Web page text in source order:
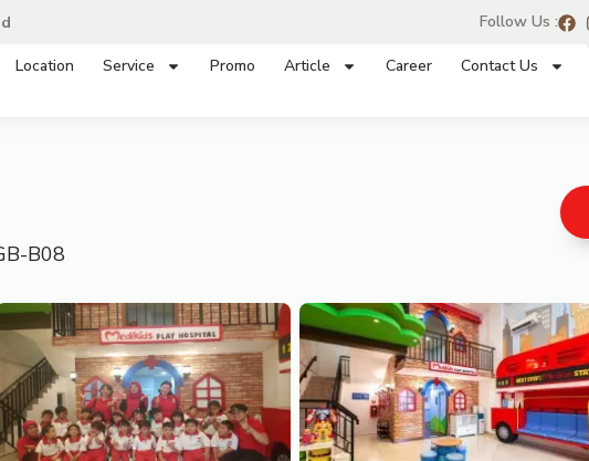
Follow Us :
Location Service Promo Article Career Contact Us
B08